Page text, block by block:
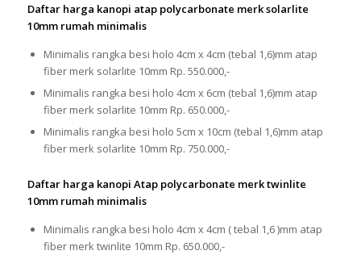
Daftar harga kanopi atap polycarbonate merk solarlite
10mm rumah minimalis
Minimalis rangka besi holo 4cm x 4cm (tebal 1,6)mm atap
fiber merk solarlite 10mm Rp. 550.000,-
Minimalis rangka besi holo 4cm x 6cm (tebal 1,6)mm atap
fiber merk solarlite 10mm Rp. 650.000,-
Minimalis rangka besi holo 5cm x 10cm (tebal 1,6)mm atap
fiber merk solarlite 10mm Rp. 750.000,-
Daftar harga kanopi Atap polycarbonate merk twinlite
10mm rumah minimalis
Minimalis rangka besi holo 4cm x 4cm ( tebal 1,6 )mm atap
fiber merk twinlite 10mm Rp. 650.000,-